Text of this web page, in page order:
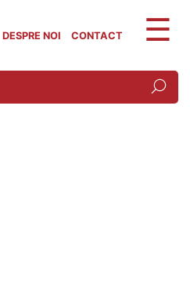
DESPRE NOI CONTACT